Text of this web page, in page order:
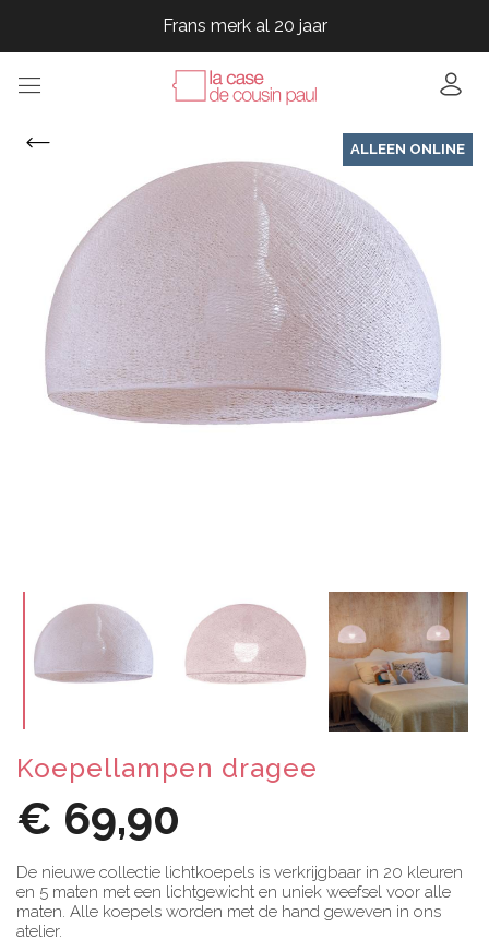
Frans merk al 20 jaar
Frans merk al 20 jaar
Frans merk al 20 jaar
ALLEEN ONLINE
Koepellampen dragee
€ 69,90
De nieuwe collectie lichtkoepels is verkrijgbaar in 20 kleuren
en 5 maten met een lichtgewicht en uniek weefsel voor alle
maten. Alle koepels worden met de hand geweven in ons
atelier.